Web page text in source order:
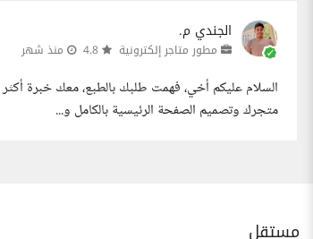
الجندي م.
مطور متاجر إلكترونية منذ شهر
متجرك وتصميم الصفحة الرئيسية بالكامل و...
مستقل